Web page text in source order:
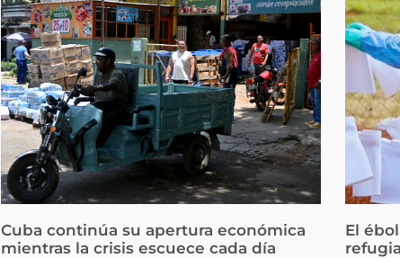
Cuba continúa su apertura económica
mientras la crisis escuece cada día
El